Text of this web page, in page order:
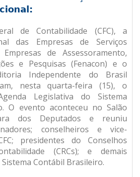
de Contabilidade (CFC), a
das Empresas de Serviços
de Assessoramento,
e Pesquisas (Fenacon) e o
Independente do Brasil
nesta quarta-feira (15), o
Legislativa do Sistema
O evento aconteceu no Salão
dos Deputados e reuniu
conselheiros e vice-
presidentes do Conselhos
(CRCs); e demais
Contábil Brasileiro.